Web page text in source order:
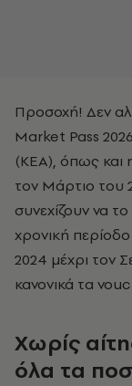
Προσοχή! Δεν
Market Pass
(ΚΕΑ), όπως και
τον Μάρτιο του
συνεχίζουν να
χρονική
2024 μέχρι τον
κανονικά τα
Χωρίς
όλα τα